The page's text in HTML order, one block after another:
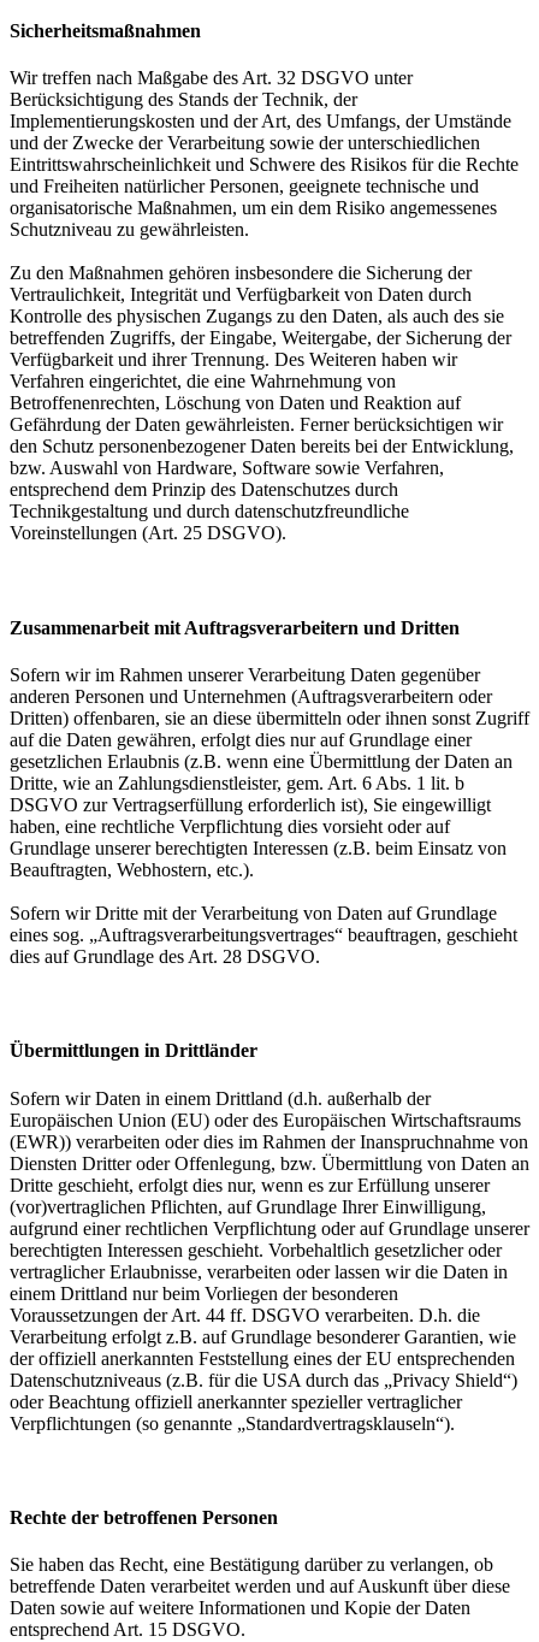
Sicherheitsmaßnahmen
Wir treffen nach Maßgabe des Art. 32 DSGVO unter
Berücksichtigung des Stands der Technik, der
Implementierungskosten und der Art, des Umfangs, der Umstände
und der Zwecke der Verarbeitung sowie der unterschiedlichen
Eintrittswahrscheinlichkeit und Schwere des Risikos für die Rechte
und Freiheiten natürlicher Personen, geeignete technische und
organisatorische Maßnahmen, um ein dem Risiko angemessenes
Schutzniveau zu gewährleisten.
Zu den Maßnahmen gehören insbesondere die Sicherung der
Vertraulichkeit, Integrität und Verfügbarkeit von Daten durch
Kontrolle des physischen Zugangs zu den Daten, als auch des sie
betreffenden Zugriffs, der Eingabe, Weitergabe, der Sicherung der
Verfügbarkeit und ihrer Trennung. Des Weiteren haben wir
Verfahren eingerichtet, die eine Wahrnehmung von
Betroffenenrechten, Löschung von Daten und Reaktion auf
Gefährdung der Daten gewährleisten. Ferner berücksichtigen wir
den Schutz personenbezogener Daten bereits bei der Entwicklung,
bzw. Auswahl von Hardware, Software sowie Verfahren,
entsprechend dem Prinzip des Datenschutzes durch
Technikgestaltung und durch datenschutzfreundliche
Voreinstellungen (Art. 25 DSGVO).
Zusammenarbeit mit Auftragsverarbeitern und Dritten
Sofern wir im Rahmen unserer Verarbeitung Daten gegenüber
anderen Personen und Unternehmen (Auftragsverarbeitern oder
Dritten) offenbaren, sie an diese übermitteln oder ihnen sonst Zugriff
auf die Daten gewähren, erfolgt dies nur auf Grundlage einer
gesetzlichen Erlaubnis (z.B. wenn eine Übermittlung der Daten an
Dritte, wie an Zahlungsdienstleister, gem. Art. 6 Abs. 1 lit. b
DSGVO zur Vertragserfüllung erforderlich ist), Sie eingewilligt
haben, eine rechtliche Verpflichtung dies vorsieht oder auf
Grundlage unserer berechtigten Interessen (z.B. beim Einsatz von
Beauftragten, Webhostern, etc.).
Sofern wir Dritte mit der Verarbeitung von Daten auf Grundlage
eines sog. „Auftragsverarbeitungsvertrages“ beauftragen, geschieht
dies auf Grundlage des Art. 28 DSGVO.
Übermittlungen in Drittländer
Sofern wir Daten in einem Drittland (d.h. außerhalb der
Europäischen Union (EU) oder des Europäischen Wirtschaftsraums
(EWR)) verarbeiten oder dies im Rahmen der Inanspruchnahme von
Diensten Dritter oder Offenlegung, bzw. Übermittlung von Daten an
Dritte geschieht, erfolgt dies nur, wenn es zur Erfüllung unserer
(vor)vertraglichen Pflichten, auf Grundlage Ihrer Einwilligung,
aufgrund einer rechtlichen Verpflichtung oder auf Grundlage unserer
berechtigten Interessen geschieht. Vorbehaltlich gesetzlicher oder
vertraglicher Erlaubnisse, verarbeiten oder lassen wir die Daten in
einem Drittland nur beim Vorliegen der besonderen
Voraussetzungen der Art. 44 ff. DSGVO verarbeiten. D.h. die
Verarbeitung erfolgt z.B. auf Grundlage besonderer Garantien, wie
der offiziell anerkannten Feststellung eines der EU entsprechenden
Datenschutzniveaus (z.B. für die USA durch das „Privacy Shield“)
oder Beachtung offiziell anerkannter spezieller vertraglicher
Verpflichtungen (so genannte „Standardvertragsklauseln“).
Rechte der betroffenen Personen
Sie haben das Recht, eine Bestätigung darüber zu verlangen, ob
betreffende Daten verarbeitet werden und auf Auskunft über diese
Daten sowie auf weitere Informationen und Kopie der Daten
entsprechend Art. 15 DSGVO.